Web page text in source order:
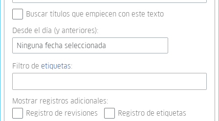
Buscar títulos que empiecen con este texto
Desde el día (y anteriores):
Ninguna fecha seleccionada
Filtro de etiquetas:
Mostrar registros adicionales:
Registro de revisiones
Registro de etiquetas